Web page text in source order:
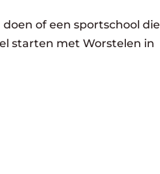
of een sportschool die
starten met Worstelen in